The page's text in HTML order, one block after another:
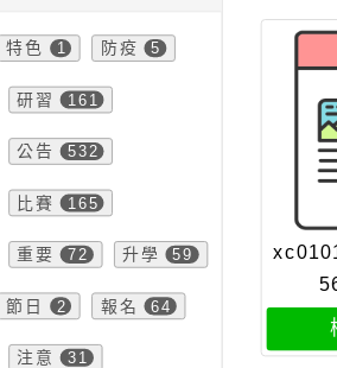
特色 1 防疫 5
研習 161
公告 532
比賽 165
重要 72 升學 59
節日 2 報名 64
注意 31